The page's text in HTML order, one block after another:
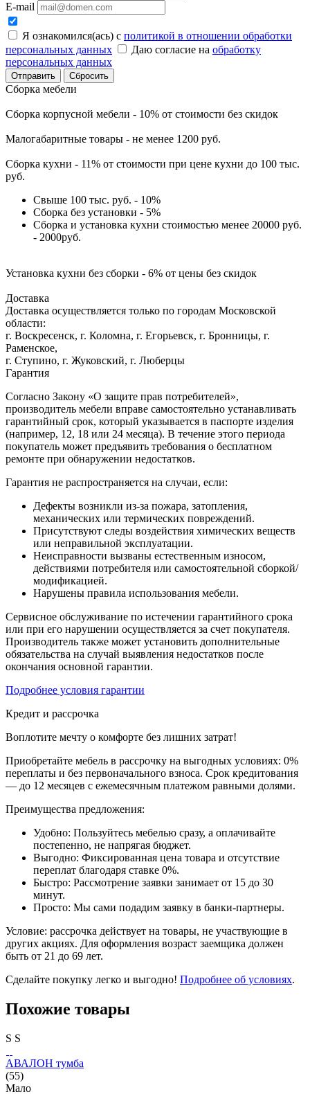
E-mail
Я ознакомился(ась) с политикой в отношении обработки
персональных данных
Даю согласие на обработку
персональных данных
Сбросить
Сборка мебели
Сборка корпусной мебели - 10% от стоимости без скидок
Малогабаритные товары - не менее 1200 руб.
Сборка кухни - 11% от стоимости при цене кухни до 100 тыс.
руб.
Свыше 100 тыс. руб. - 10%
Сборка без установки - 5%
Сборка и установка кухни стоимостью менее 20000 руб.
- 2000руб.
Установка кухни без сборки - 6% от цены без скидок
Доставка
Доставка осуществляется только по городам Московской
области:
г. Воскресенск, г. Коломна, г. Егорьевск, г. Бронницы, г.
Раменское,
г. Ступино, г. Жуковский, г. Люберцы
Гарантия
Согласно Закону «О защите прав потребителей»,
производитель мебели вправе самостоятельно устанавливать
гарантийный срок, который указывается в паспорте изделия
(например, 12, 18 или 24 месяца). В течение этого периода
покупатель может предъявить требования о бесплатном
ремонте при обнаружении недостатков.
Гарантия не распространяется на случаи, если:
Дефекты возникли из-за пожара, затопления,
механических или термических повреждений.
Присутствуют следы воздействия химических веществ
или неправильной эксплуатации.
Неисправности вызваны естественным износом,
действиями потребителя или самостоятельной сборкой/
модификацией.
Нарушены правила использования мебели.
Сервисное обслуживание по истечении гарантийного срока
или при его нарушении осуществляется за счет покупателя.
Производитель также может установить дополнительные
обязательства на случай выявления недостатков после
окончания основной гарантии.
Подробнее условия гарантии
Кредит и рассрочка
Воплотите мечту о комфорте без лишних затрат!
Приобретайте мебель в рассрочку на выгодных условиях: 0%
переплаты и без первоначального взноса. Срок кредитования
— до 12 месяцев с ежемесячным платежом равными долями.
Преимущества предложения:
Удобно: Пользуйтесь мебелью сразу, а оплачивайте
постепенно, не напрягая бюджет.
Выгодно: Фиксированная цена товара и отсутствие
переплат благодаря ставке 0%.
Быстро: Рассмотрение заявки занимает от 15 до 30
минут.
Просто: Мы сами подадим заявку в банки-партнеры.
Условие: рассрочка действует на товары, не участвующие в
других акциях. Для оформления возраст заемщика должен
быть от 21 до 69 лет.
Сделайте покупку легко и выгодно! Подробнее об условиях.
Похожие товары
S S
АВАЛОН тумба
(55)
Мало